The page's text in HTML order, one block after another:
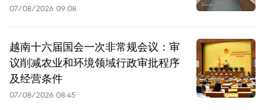
07/08/2026 09:08
越南十六届国会一次非常规会议：审
议削减农业和环境领域行政审批程序
及经营条件
07/08/2026 08:45